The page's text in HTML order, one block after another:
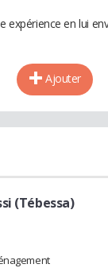
expérience en lui
Ajouter
(Tébessa)